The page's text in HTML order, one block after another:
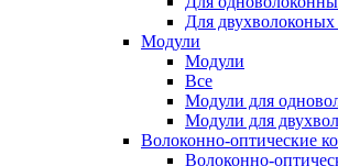
Для двухволоконых
Модули
Модули
Все
Модули для
Модули для
Волоконно-оптические
Волоконно-